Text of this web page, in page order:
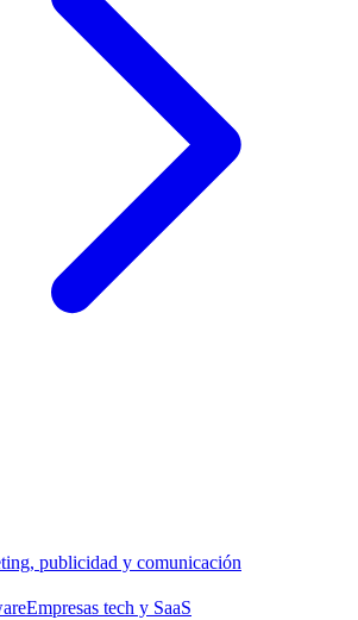
publicidad y comunicación
Empresas tech y SaaS